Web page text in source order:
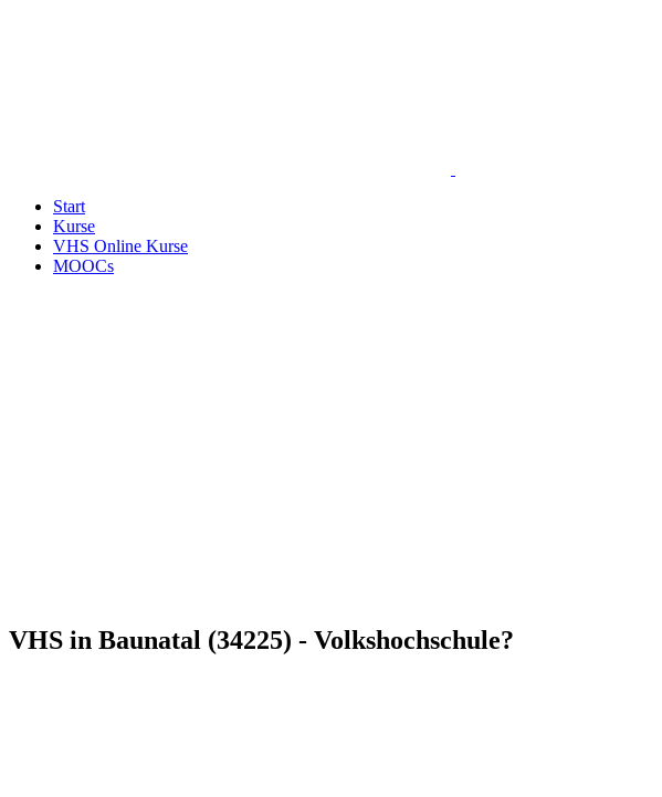
Start
Kurse
VHS Online Kurse
MOOCs
VHS in Baunatal (34225) - Volkshochschule?